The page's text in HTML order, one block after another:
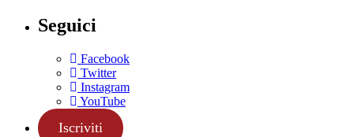
Seguici
Facebook
Twitter
Instagram
YouTube
Iscriviti